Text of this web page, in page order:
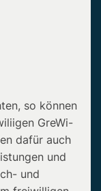
so können
GreWi-
dafür auch
und
und